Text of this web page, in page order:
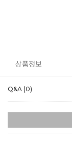
상품정보
Q&A (0)